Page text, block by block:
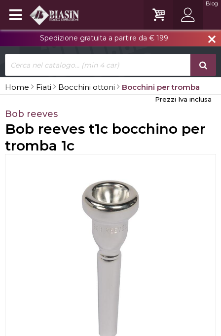
close
Spedizione gratuita a partire da € 199
Blog
Home Fiati Bocchini ottoni Bocchini per tromba
Prezzi Iva inclusa
Bob reeves
Bob reeves t1c bocchino per
tromba 1c